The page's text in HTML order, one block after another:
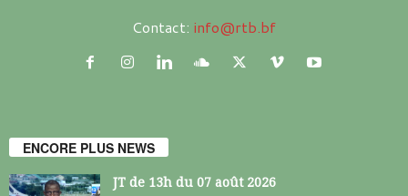
Contact: info@rtb.bf
ENCORE PLUS NEWS
JT de 13h du 07 août 2026